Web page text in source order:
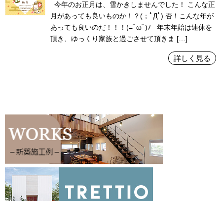
今年のお正月は、雪かきしませんでした！ こんな正
月があっても良いものか！？(；ﾟДﾟ) 否！こんな年が
あっても良いのだ！！！(=ﾟωﾟ)ﾉ 年末年始は連休を
頂き、ゆっくり家族と過ごさせて頂きま […]
詳しく見る